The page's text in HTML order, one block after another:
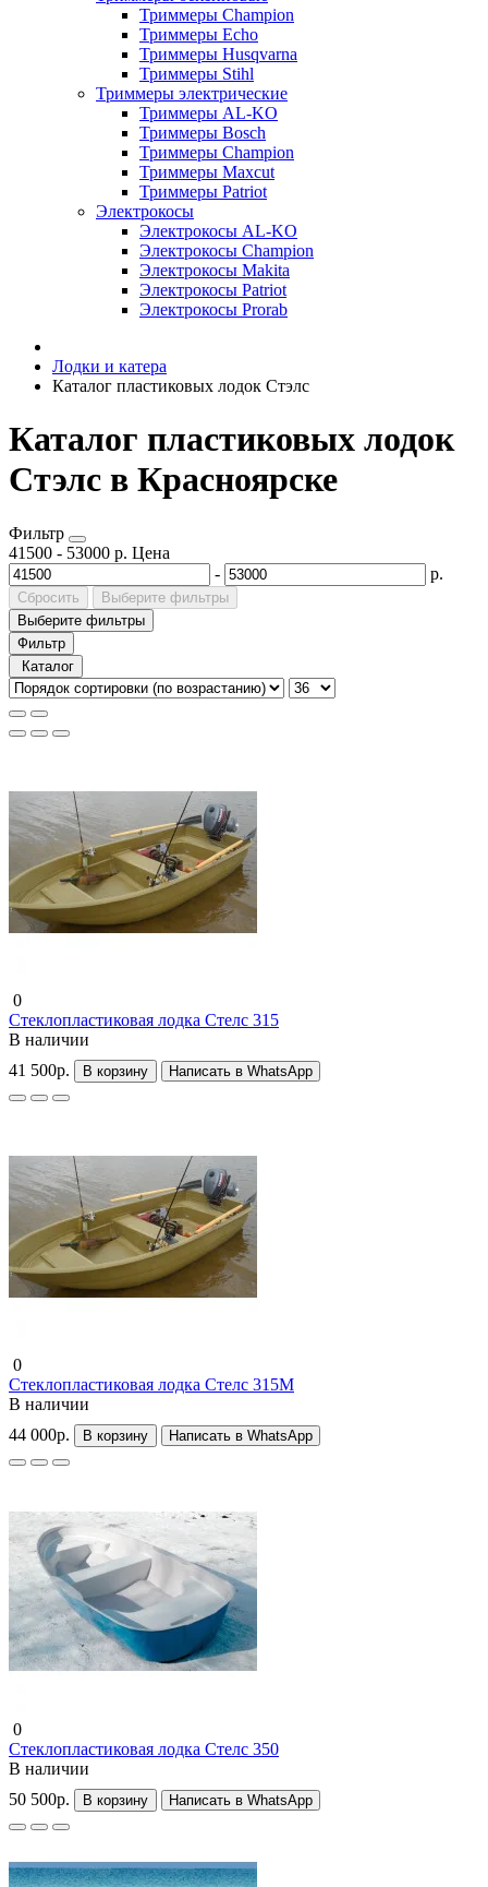
Триммеры Champion
Триммеры Echo
Триммеры Husqvarna
Триммеры Stihl
Триммеры электрические
Триммеры AL-KO
Триммеры Bosch
Триммеры Champion
Триммеры Maxcut
Триммеры Patriot
Электрокосы
Электрокосы AL-KO
Электрокосы Champion
Электрокосы Makita
Электрокосы Patriot
Электрокосы Prorab
Лодки и катера
Каталог пластиковых лодок Стэлс
Каталог пластиковых лодок
Стэлс в Красноярске
Фильтр
41500 - 53000 р. Цена
-
р.
Сбросить
Выберите фильтры
Выберите фильтры
Фильтр
Каталог
0
Стеклопластиковая лодка Стелс 315
В наличии
41 500р.
В корзину Написать в WhatsApp
0
Стеклопластиковая лодка Стелс 315М
В наличии
44 000р.
В корзину Написать в WhatsApp
0
Стеклопластиковая лодка Стелс 350
В наличии
50 500р.
В корзину Написать в WhatsApp